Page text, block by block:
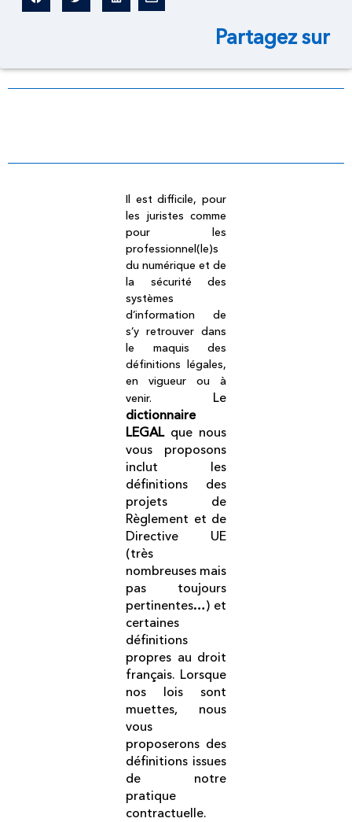
Partagez sur
Il est difficile, pour
les juristes comme
pour les
professionnel(le)s
du numérique et de
la sécurité des
systèmes
d’information de
s’y retrouver dans
le maquis des
définitions légales,
en vigueur ou à
venir. Le
dictionnaire
LEGAL que nous
vous proposons
inclut les
définitions des
projets de
Règlement et de
Directive UE
(très
nombreuses mais
pas toujours
pertinentes…) et
certaines
définitions
propres au droit
français. Lorsque
nos lois sont
muettes, nous
vous
proposerons des
définitions issues
de notre
pratique
contractuelle.